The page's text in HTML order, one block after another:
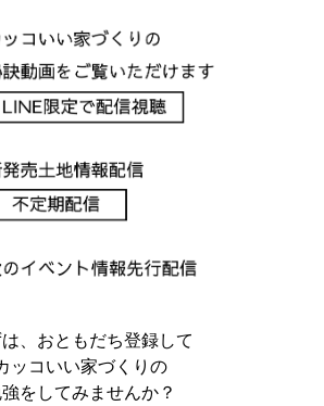
は、おともだち登録して
ッコいい家づくりの
をしてみませんか？